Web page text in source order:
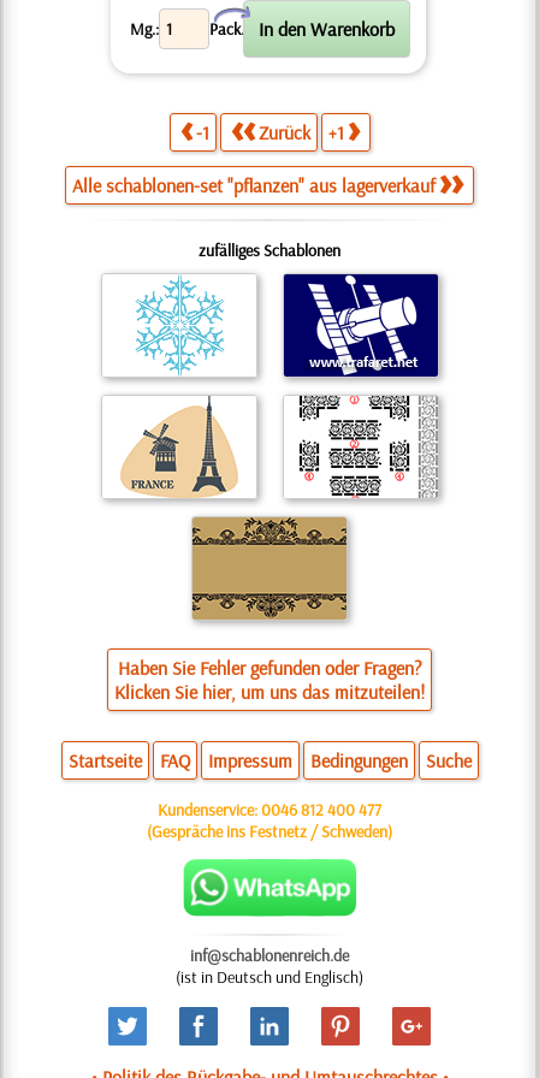
Mg.: Pack.
X
-1 Zurück +1
Alle schablonen-set "pflanzen" aus lagerverkauf
zufälliges Schablonen
Haben Sie Fehler gefunden oder Fragen?
Klicken Sie hier, um uns das mitzuteilen!
Startseite FAQ Impressum Bedingungen Suche
Kundenservice:0046 812 400 477
(Gespräche ins Festnetz / Schweden)
inf@schablonenreich.de
(ist in Deutsch und Englisch)